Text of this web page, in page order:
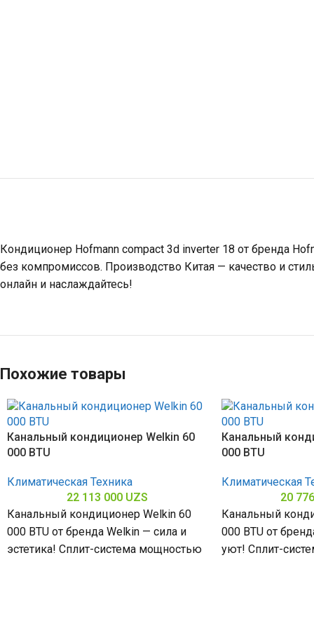
Кондиционер Hofmann compact 3d inverter 18 от бренда
без компромиссов. Производство Китая — качество и
онлайн и наслаждайтесь!
Похожие товары
Канальный кондиционер Welkin 60
000 BTU
Климатическая Техника
22 113 000 UZS
Канальный кондиционер Welkin 60
000 BTU от бренда Welkin — сила и
эстетика! Сплит-система мощностью
Канальный
000 BTU
Климатическая
20
Канальный
000 BTU от
уют! Сплит-